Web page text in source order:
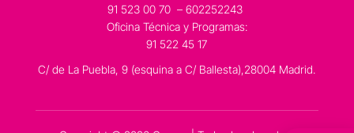
91 523 00 70 – 602252243
Oficina Técnica y Programas:
91 522 45 17
C/ de La Puebla, 9 (esquina a C/ Ballesta),28004 Madrid.